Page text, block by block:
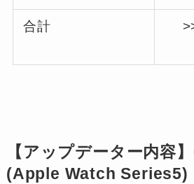
合計
【アップデーター内容
(Apple Watch Series5)